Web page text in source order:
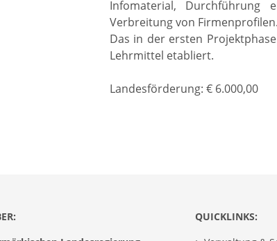
Infomaterial, Durchführung
Verbreitung von Firmenprofilen.
Das in der ersten
Lehrmittel etabliert.
Landesförderung: € 6.000,00
QUICKLINKS: